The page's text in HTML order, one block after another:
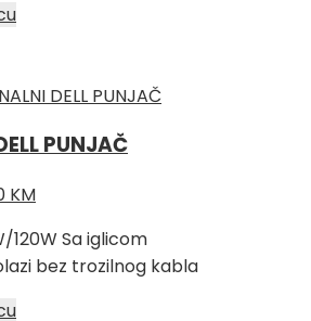
PUNJAČ
KMTrenutna
je:
35,00 KM.
120W Sa iglicom
bez trozilnog kabla